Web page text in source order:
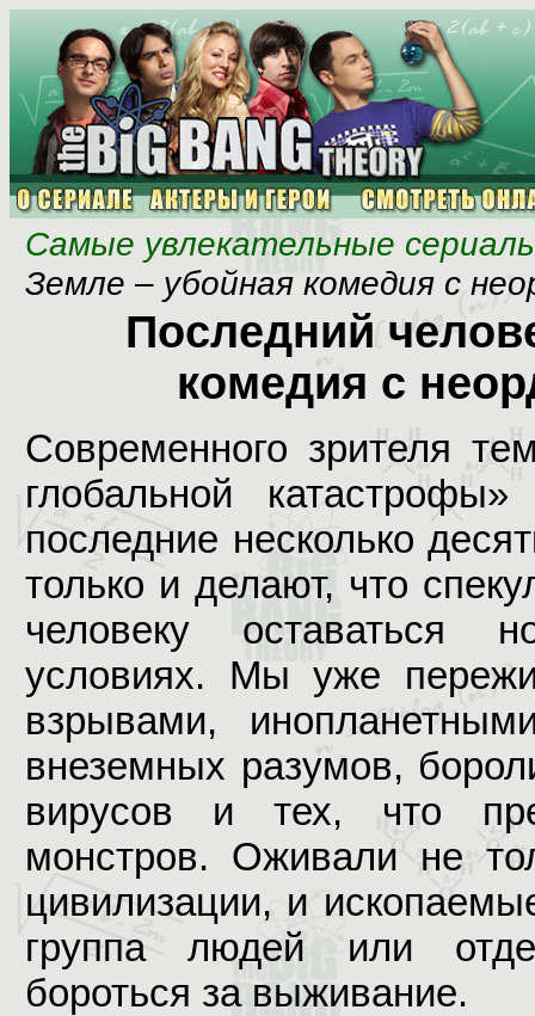
Самые увлекательные
Земле – убойная комедия с
Последний
комедия с
Современного зрителя
глобальной
последние несколько
только и делают, что
человеку оставаться
условиях. Мы уже
взрывами,
внеземных разумов,
вирусов и тех, что
монстров. Оживали не
цивилизации, и
группа людей или
бороться за выживание.